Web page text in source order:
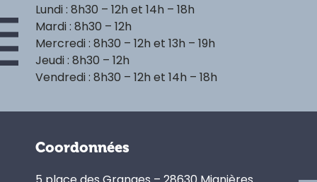
Lundi : 8h30 – 12h et 14h – 18h
Mardi : 8h30 – 12h
Mercredi : 8h30 – 12h et 13h – 19h
Jeudi : 8h30 – 12h
Vendredi : 8h30 – 12h et 14h – 18h
Coordonnées